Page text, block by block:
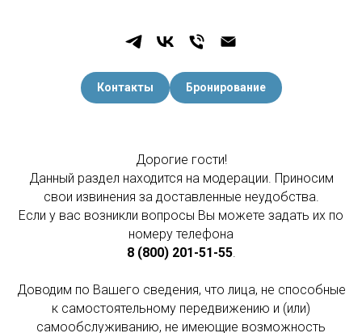
Контакты Бронирование
Дорогие гости!
Данный раздел находится на модерации. Приносим
свои извинения за доставленные неудобства.
Если у вас возникли вопросы Вы можете задать их по
номеру телефона
8 (800) 201-51-55.
Доводим по Вашего сведения, что лица, не способные
к самостоятельному передвижению и (или)
самообслуживанию, не имеющие возможность